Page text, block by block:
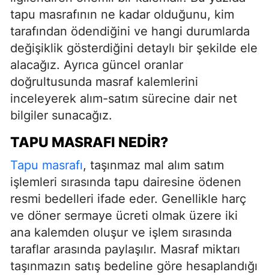
tapu masrafının ne kadar olduğunu, kim
tarafından ödendiğini ve hangi durumlarda
değişiklik gösterdiğini detaylı bir şekilde ele
alacağız. Ayrıca güncel oranlar
doğrultusunda masraf kalemlerini
inceleyerek alım-satım sürecine dair net
bilgiler sunacağız.
TAPU MASRAFI NEDIR?
Tapu masrafı, taşınmaz mal alım satım
işlemleri sırasında tapu dairesine ödenen
resmi bedelleri ifade eder. Genellikle harç
ve döner sermaye ücreti olmak üzere iki
ana kalemden oluşur ve işlem sırasında
taraflar arasında paylaşılır. Masraf miktarı
taşınmazın satış bedeline göre hesaplandığı